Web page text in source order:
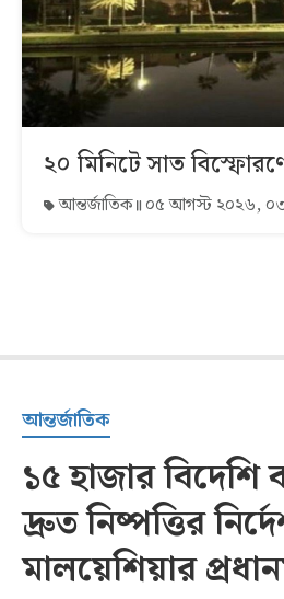
২০ মিনিটে সাত
আন্তর্জাতিক ০৫ আগস্ট ২০২৬,
আন্তর্জাতিক
১৫ হাজার
দ্রুত নিষ্পত্তির
মালয়েশিয়ার